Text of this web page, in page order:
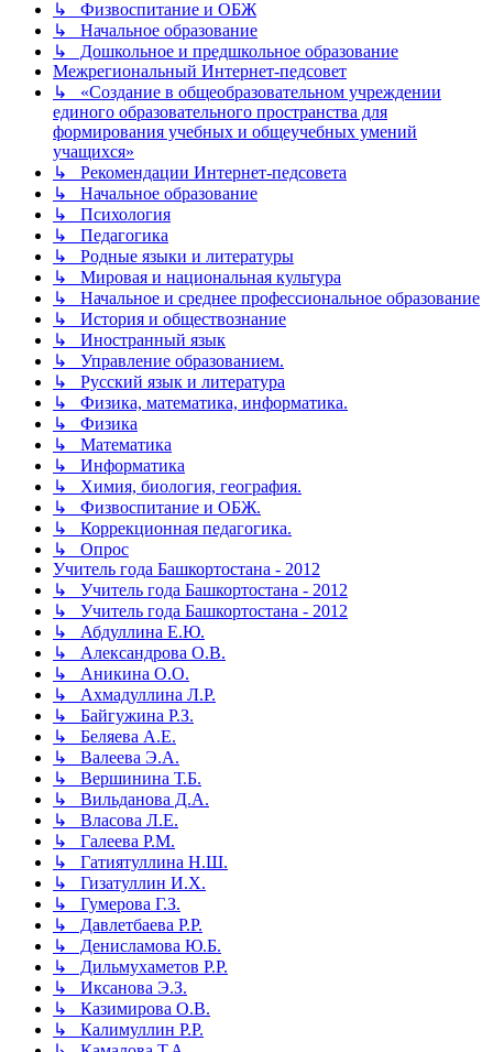
↳ Физвоспитание и ОБЖ
↳ Начальное образование
↳ Дошкольное и предшкольное образование
Межрегиональный Интернет-педсовет
↳ «Создание в общеобразовательном учреждении
единого образовательного пространства для
формирования учебных и общеучебных умений
учащихся»
↳ Рекомендации Интернет-педсовета
↳ Начальное образование
↳ Психология
↳ Педагогика
↳ Родные языки и литературы
↳ Мировая и национальная культура
↳ Начальное и среднее профессиональное образование
↳ История и обществознание
↳ Иностранный язык
↳ Управление образованием.
↳ Русский язык и литература
↳ Физика, математика, информатика.
↳ Физика
↳ Математика
↳ Информатика
↳ Химия, биология, география.
↳ Физвоспитание и ОБЖ.
↳ Коррекционная педагогика.
↳ Опрос
Учитель года Башкортостана - 2012
↳ Учитель года Башкортостана - 2012
↳ Учитель года Башкортостана - 2012
↳ Абдуллина Е.Ю.
↳ Александрова О.В.
↳ Аникина О.О.
↳ Ахмадуллина Л.Р.
↳ Байгужина Р.З.
↳ Беляева А.Е.
↳ Валеева Э.А.
↳ Вершинина Т.Б.
↳ Вильданова Д.А.
↳ Власова Л.Е.
↳ Галеева Р.М.
↳ Гатиятуллина Н.Ш.
↳ Гизатуллин И.Х.
↳ Гумерова Г.З.
↳ Давлетбаева Р.Р.
↳ Денисламова Ю.Б.
↳ Дильмухаметов Р.Р.
↳ Иксанова Э.З.
↳ Казимирова О.В.
↳ Калимуллин Р.Р.